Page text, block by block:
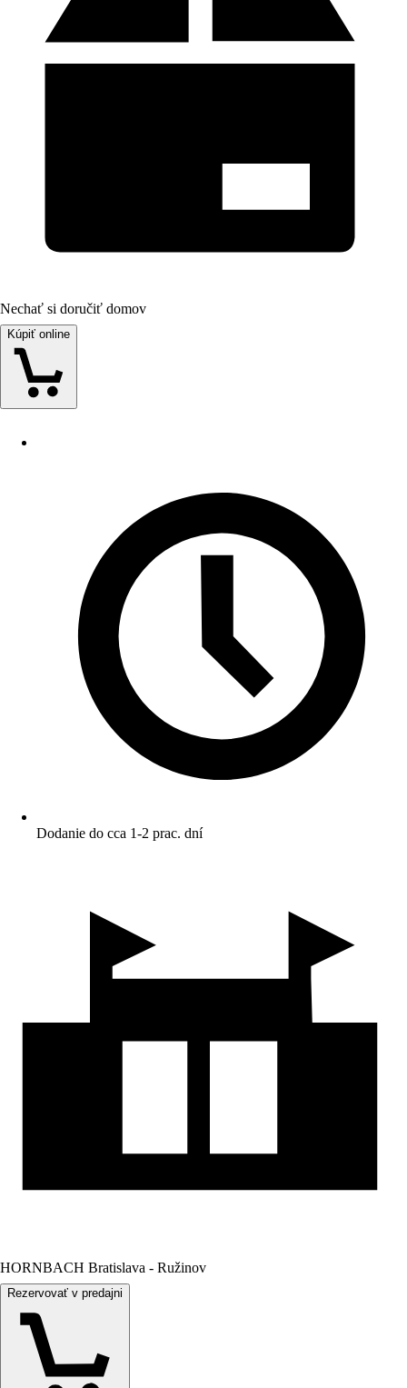
Nechať si doručiť domov
Kúpiť online
Dodanie do cca 1-2 prac. dní
HORNBACH Bratislava - Ružinov
Rezervovať v predajni